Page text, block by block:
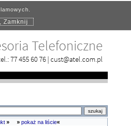
Zamknij
Telefoniczne
77 455 60 76 | cust@atel.com.pl
» » pokaż na liście«